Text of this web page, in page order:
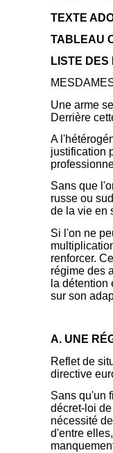
TEXTE
TABLEAU
LISTE
Une arme
Derrière
A
justification
Sans que
russe ou
de la vie en
Si l'on ne
renforcer.
régime des
la détention
sur son
A. UNE
Reflet de
directive
Sans qu'un
décret-loi
nécessité
d'entre